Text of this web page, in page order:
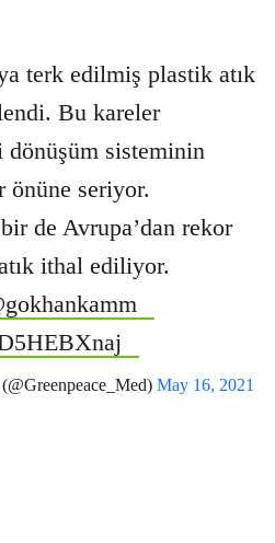
terk edilmiş plastik atık
Bu kareler
dönüşüm sisteminin
önüne seriyor.
de Avrupa’dan rekor
ithal ediliyor.
May 16, 2021